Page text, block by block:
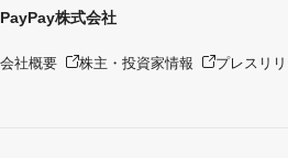
PayPay株式会社
会社概要 株主・投資家情報 プレスリ